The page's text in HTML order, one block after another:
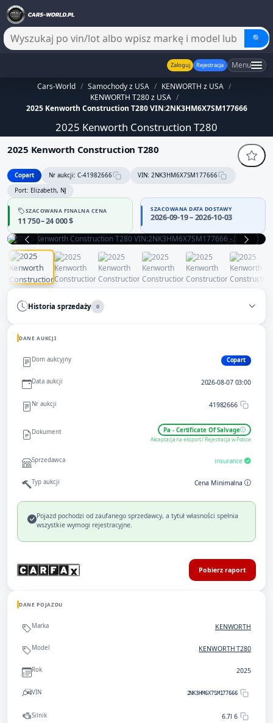
🔍
Zaloguj Rejestracja Menu
Cars-World / Samochody z USA / KENWORTH z USA /
KENWORTH T280 z USA /
2025 Kenworth Construction T280 VIN:2NK3HM6X7SM177666
2025 Kenworth Construction T280
2025 Kenworth Construction T280
Copart Nr aukcji: C-41982666
VIN: 2NK3HM6X7SM177666
Port: Elizabeth, NJ
SZACOWANA FINALNA CENA
11 750 – 24 000 $
SZACOWANA DATA DOSTAWY
2026-09-19 – 2026-10-03
Historia sprzedaży 0
DANE AUKCJI
Dom aukcyjny Copart
Data aukcji 2026-08-07 03:00
Nr aukcji 41982666
Dokument Pa - Certificate Of Salvage
Akceptacja na eksport / Rejestracja w Polsce
Sprzedawca insurance
Typ aukcji Cena Minimalna
Pojazd pochodzi od zaufanego sprzedawcy, a tytuł własności spełnia
wszystkie wymogi rejestracyjne.
Pobierz raport
DANE POJAZDU
Marka KENWORTH
Model KENWORTH T280
Rok 2025
VIN 2NK3HM6X7SM177666
Silnik 6.7l 6